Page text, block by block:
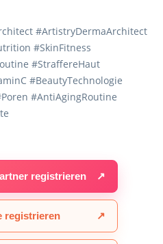
#ArtistryDermaArchitect
#SkinFitness
#StraffereHaut
#BeautyTechnologie
#AntiAgingRoutine
registrieren ↗
registrieren ↗